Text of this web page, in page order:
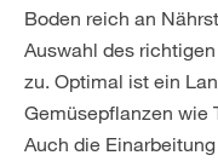
Boden reich an
Auswahl des
zu. Optimal ist ein
Gemüsepflanzen wie
Auch die